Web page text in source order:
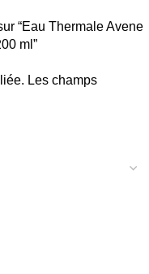
“Eau Thermale Avene
ml”
Les champs